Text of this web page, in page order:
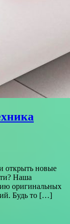
открыть новые
Наша
оригинальных
Будь то […]